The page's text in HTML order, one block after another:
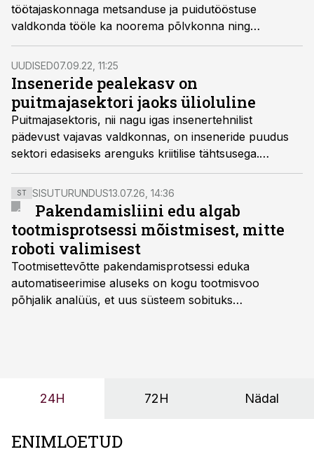
töötajaskonnaga metsanduse ja puidutööstuse
valdkonda tööle ka noorema põlvkonna ning
kasvatada järgneval kümnendil mõnevõrra sektori
tööhõivet, prognoosib värske OSKA uuring.
UUDISED07.09.22, 11:25
Inseneride pealekasv on
puitmajasektori jaoks ülioluline
Puitmajasektoris, nii nagu igas insenertehnilist
pädevust vajavas valdkonnas, on inseneride puudus
sektori edasiseks arenguks kriitilise tähtsusega.
Seepärast on eriti oluline märgata neid, kes sektorisse
omalt poolt panustavad ja kompetentsi tööjõuturule
lisavad. Puitmajaliit ja klaster tunnustasid selle märgiks
silmapaistvaid insenerierialade lõpetajaid.
ST SISUTURUNDUS13.07.26, 14:36
Pakendamisliini edu algab
tootmisprotsessi mõistmisest, mitte
roboti valimisest
Tootmisettevõtte pakendamisprotsessi eduka
automatiseerimise aluseks on kogu tootmisvoo
põhjalik analüüs, et uus süsteem sobituks
OÜ tegevjuht Sander Mitendorf.
24H 72H Nädal
ENIMLOETUD